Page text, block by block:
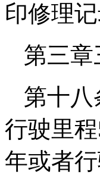
印修理
第三章
第十
行驶里
年或者